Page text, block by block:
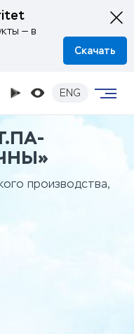
— в
Скачать
ENG
производства,